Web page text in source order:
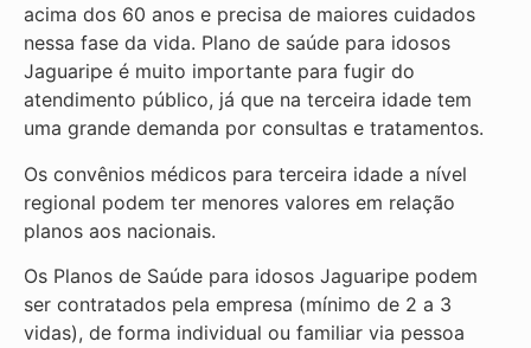
acima dos 60 anos e precisa de maiores cuidados
nessa fase da vida. Plano de saúde para idosos
Jaguaripe é muito importante para fugir do
atendimento público, já que na terceira idade tem
uma grande demanda por consultas e tratamentos.
Os convênios médicos para terceira idade a nível
regional podem ter menores valores em relação
planos aos nacionais.
Os Planos de Saúde para idosos Jaguaripe podem
ser contratados pela empresa (mínimo de 2 a 3
vidas), de forma individual ou familiar via pessoa